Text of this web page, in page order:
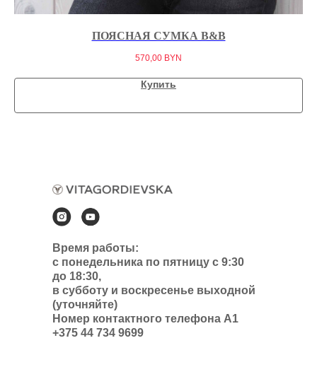
ПОЯСНАЯ СУМКА B&B
570,00 BYN
Купить
Время работы:
с понедельника по пятницу с 9:30
до 18:30,
в субботу и воскресенье выходной
(уточняйте)
Номер контактного телефона А1
+375 44 734 9699